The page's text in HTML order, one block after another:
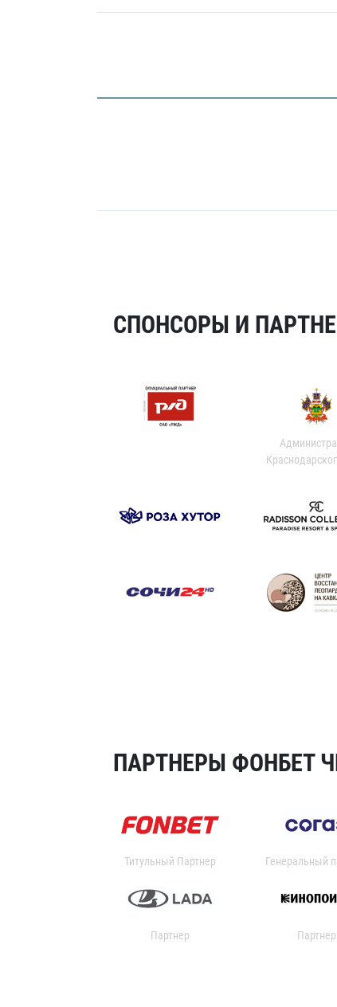
СПОНСОРЫ И
ПАРТНЕРЫ ФОНБЕТ
Титульный Партнер Генеральный
Партнер Партнер